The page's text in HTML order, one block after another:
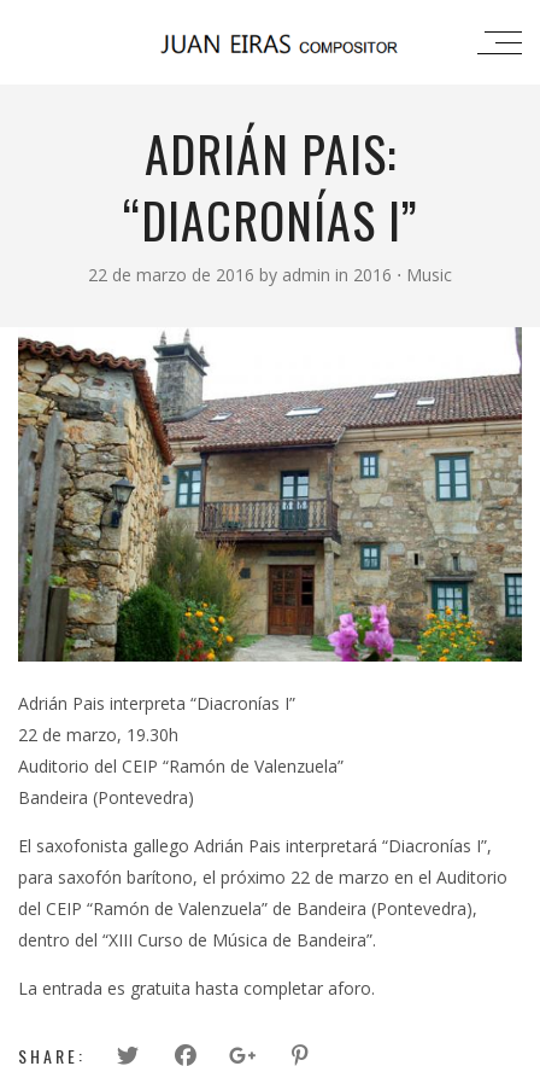
ADRIÁN PAIS:
“DIACRONÍAS I”
22 de marzo de 2016 by admin in 2016 ⋅ Music
Adrián Pais interpreta “Diacronías I”
22 de marzo, 19.30h
Auditorio del CEIP “Ramón de Valenzuela”
Bandeira (Pontevedra)
El saxofonista gallego Adrián Pais interpretará “Diacronías I”,
para saxofón barítono, el próximo 22 de marzo en el Auditorio
del CEIP “Ramón de Valenzuela” de Bandeira (Pontevedra),
dentro del “XIII Curso de Música de Bandeira”.
La entrada es gratuita hasta completar aforo.
SHARE: